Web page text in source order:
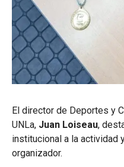
El director de Deportes y
UNLa, Juan Loiseau,
institucional a la actividad
organizador.